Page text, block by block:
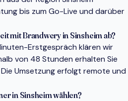
bis zum Go-Live und darüber
mit Brandwery in Sinsheim ab?
Erstgespräch klären wir
von 48 Stunden erhalten Sie
Umsetzung erfolgt remote und
in Sinsheim wählen?